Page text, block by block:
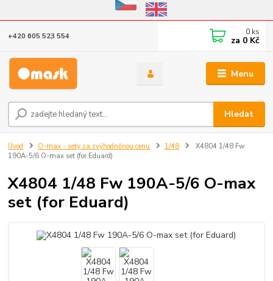
Eshop v provozu do 31.10.2026
Menu
Hledat
+420 605 523 554 0 ks
za 0 Kč
Úvod O-max - sety za zvýhodněnou cenu 1/48
X4804 1/48 Fw
190A-5/6 O-max set (for Eduard)
X4804 1/48 Fw 190A-5/6 O-max
set (for Eduard)